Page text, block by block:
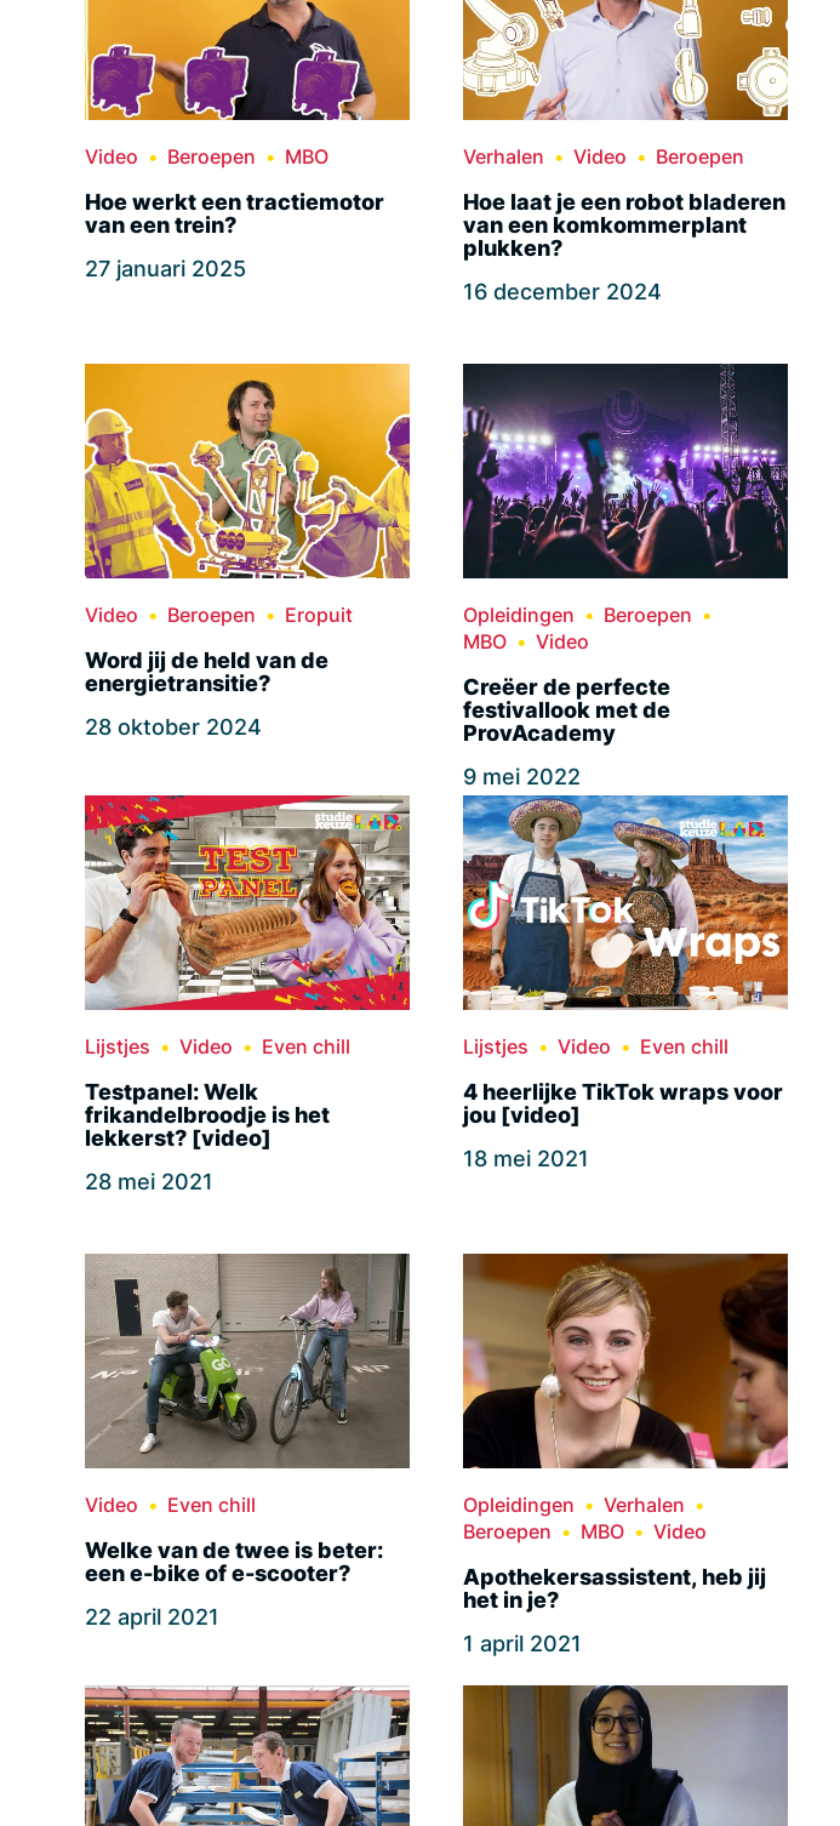
Video Beroepen MBO
Hoe werkt een tractiemotor
van een trein?
27 januari 2025
Verhalen Video Beroepen
Hoe laat je een robot bladeren
van een komkommerplant
plukken?
16 december 2024
Video Beroepen Eropuit
Word jij de held van de
energietransitie?
28 oktober 2024
Opleidingen
Beroepen
MBO
Video
Creëer de perfecte
festivallook met de
ProvAcademy
9 mei 2022
Lijstjes Video Even chill
Testpanel: Welk
frikandelbroodje is het
lekkerst? [video]
28 mei 2021
Lijstjes Video Even chill
4 heerlijke TikTok wraps voor
jou [video]
18 mei 2021
Video Even chill
Welke van de twee is beter:
een e-bike of e-scooter?
22 april 2021
Opleidingen
Verhalen
Beroepen
MBO Video
Apothekersassistent, heb jij
het in je?
1 april 2021